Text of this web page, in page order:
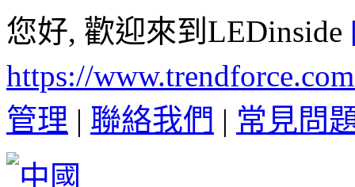
您好, 歡迎來到LEDinside
https://
管理 | 聯絡我們 | 常見問